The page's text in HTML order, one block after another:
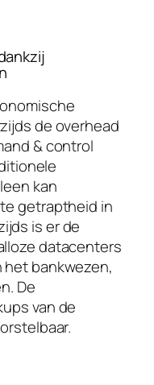
de overhead
& control
kan
getraptheid in
is er de
datacenters
het bankwezen,
De
van de